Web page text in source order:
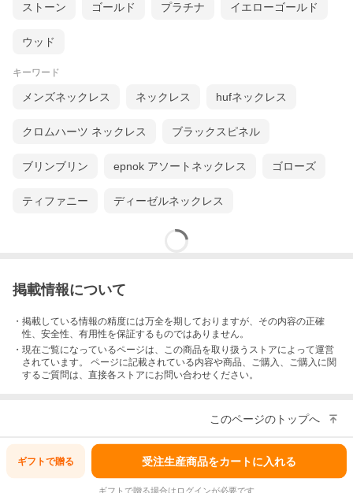
ストーン ゴールド プラチナ イエローゴールド
ウッド
キーワード
メンズネックレス ネックレス hufネックレス
クロムハーツ ネックレス ブラックスピネル
ブリンブリン epnok アソートネックレス ゴローズ
ティファニー ディーゼルネックレス
掲載情報について
・掲載している情報の精度には万全を期しておりますが、その内容の正確
性、安全性、有用性を保証するものではありません。
・現在ご覧になっているページは、この商品を取り扱うストアによって運営
されています。 ページに記載されている内容や商品、ご購入 、ご購入に関
するご質問は、直接各ストアにお問い合わせください。
このページのトップへ
ギフトで贈る 受注生産商品をカートに入れる
ギフトで贈る場合はログインが必要です